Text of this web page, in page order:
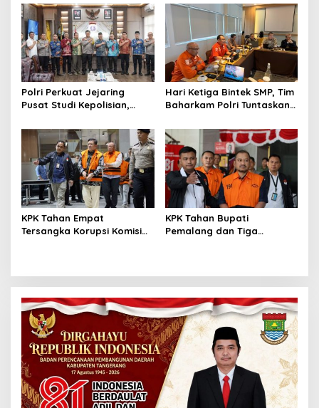
Pengamanan Capai 88,44
Persen
Soroti Pentingnya
Kolaborasi Lintas Sektor
Polri Perkuat Jejaring
Pusat Studi Kepolisian,
Kebijakan dan Inovasi
Hari Ketiga Bintek SMP, Tim
Baharkam Polri Tuntaskan
Pengamanan Pertamina
Patra Niaga Jabar
KPK Tahan Empat
Tersangka Korupsi Komisi
KPK Tahan Bupati
Pemalang dan Tiga